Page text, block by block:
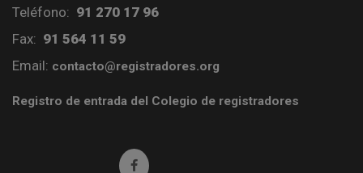
Teléfono: 91 270 17 96
Fax: 91 564 11 59
Email: contacto@registradores.org
Registro de entrada del Colegio de registradores
Ir a facebook (abre en ventana nueva)